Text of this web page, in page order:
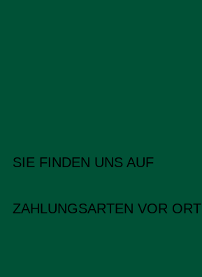
SIE FINDEN UNS AUF
ZAHLUNGSARTEN VOR ORT